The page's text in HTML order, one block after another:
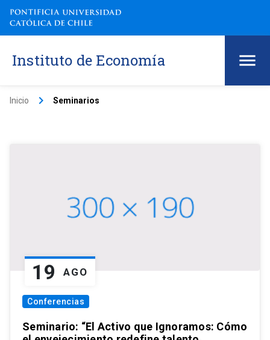
Instituto de Economía
Inicio keyboard_arrow_right Seminarios
19 AGO
Conferencias
Seminario: “El Activo que Ignoramos: Cómo